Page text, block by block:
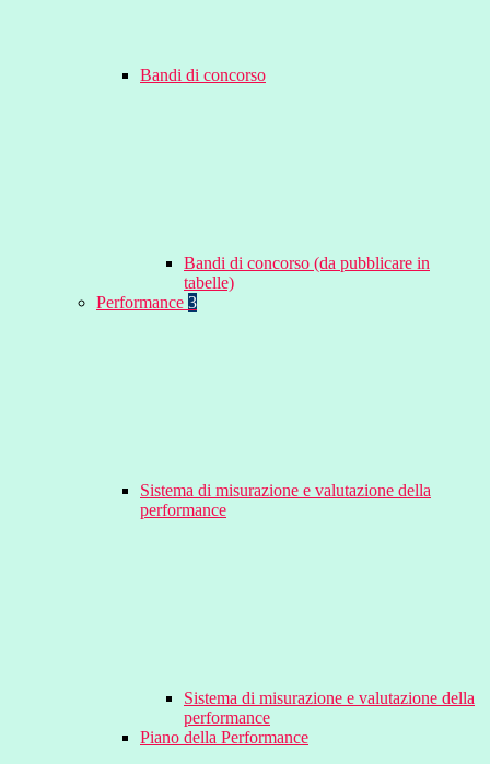
Bandi di concorso
Bandi di concorso (da pubblicare in
tabelle)
Performance 3
Sistema di misurazione e valutazione della
performance
Sistema di misurazione e valutazione della
performance
Piano della Performance